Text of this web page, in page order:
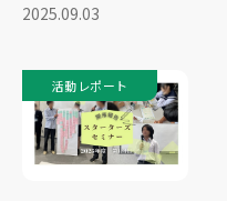
2025.09.03
活動レポート